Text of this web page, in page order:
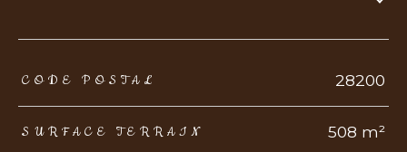
TRAD_ZEPHYR_Caracteristique TRAD_ZEPHYR_Valeurs
CODE POSTAL 28200
SURFACE TERRAIN 508 m²